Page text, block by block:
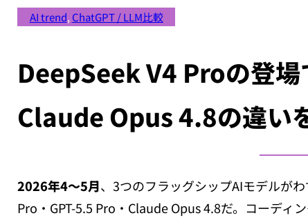
AI trend, ChatGPT / LLM比較
DeepSeek V4 Proの登
Claude Opus 4.8の違い
2026年4〜5月、3つのフラッグシップAIモデルが
Pro・GPT-5.5 Pro・Claude Opus 4.8だ。コーディ